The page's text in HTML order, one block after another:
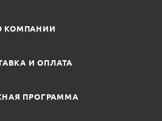
КОМПАНИИ
И ОПЛАТА
ПРОГРАММА